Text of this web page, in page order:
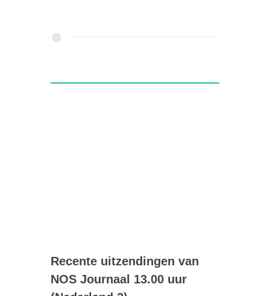
Recente uitzendingen van
NOS Journaal 13.00 uur